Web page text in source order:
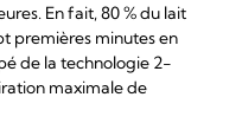
En fait, 80 % du lait
premières minutes en
de la technologie 2-
maximale de